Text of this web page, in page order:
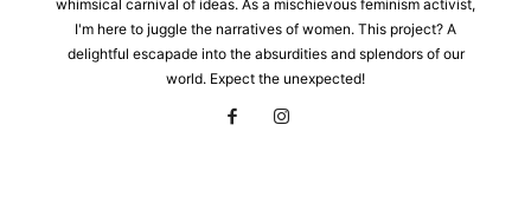
whimsical carnival of ideas. As a mischievous feminism activist,
I'm here to juggle the narratives of women. This project? A
delightful escapade into the absurdities and splendors of our
world. Expect the unexpected!